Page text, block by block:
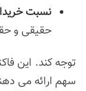
نسبت
حقیقی و
توجه کند. این
سهم ارائه می